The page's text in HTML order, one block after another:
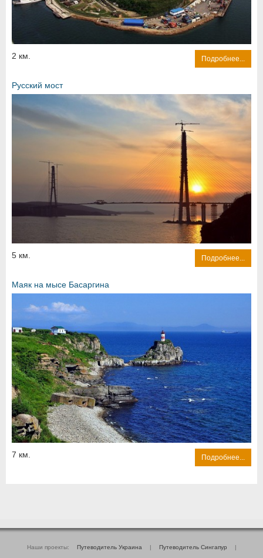
2 км. Подробнее...
Русский мост
5 км. Подробнее...
Маяк на мысе Басаргина
7 км. Подробнее...
Наши проекты: Путеводитель Украина | Путеводитель Сингапур |